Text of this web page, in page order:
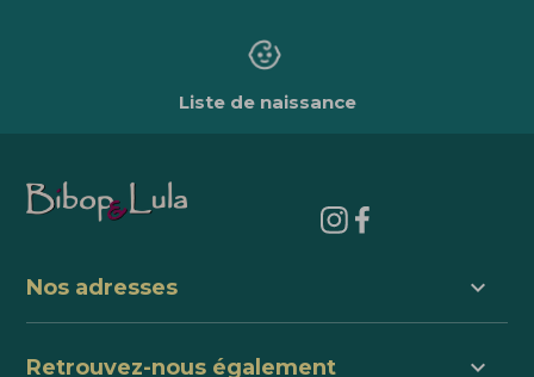
Liste de naissance
Nos adresses keyboard_arrow_down
Retrouvez-nous également keyboard_arrow_down